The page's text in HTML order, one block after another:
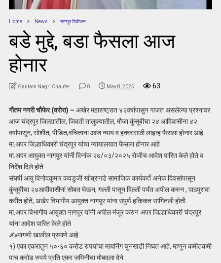
Home News नागपुर डिवीजन
बडे मुद्दे, बडा फैसला आज
होनार
Gautam Nagri Chaufer 0 May 8, 2025 63
गौतम नगरी चौफेर (वरोरा) – अखेर महाराष्ट्रात ४२वर्षापासुन गाजत असलेल्या प्रश्नावर
आज चंद्रपूर जिल्ह्यातील, जिवती तालुक्यातील, मौजा कुंसूबीचा २४ आदिवासीना ४२
वर्षांपासून, सोशीत, पीडित,वंचिताना आज न्याय व हक्कासाठी लाइव्ह फैसला होनार आहे
मा.अपर जिल्हाधिकारी चंद्रपूर यांचा न्यायालयात फैसला होनार आहे
मा.अपर आयुक्त नागपूर यांनी दिनांक २७/०३/२०२५ रोजीच आदेश पारित केले होते व
निर्देश दिले होते
संघर्षी आयु विनोदकुमार कवडुजी खोब्रागडे सामाजिक कार्यकर्ते अनेक दिवसांपासून
कुंसूबीचा २४आदीवासीनां सोबत घेऊन, गल्ली पासून दिल्ली पर्यंत अपील करुन , पाठपुरावा
करीत होते, अखेर विभागीय आयुक्त नागपूर यांना संपुर्ण हकिकत सांगितली होती
मा.अपर विभागीय आयुक्त नागपूर यांनी अपील मंजूर करुन अपर जिल्हाधिकारी चंद्रपूर
यांना आदेश पारित केले होते
✍️मागणी खालील प्रमाणे आहे
१) एका एकरातुन ५०-६० करोड रुपयांचा मायनिंग चुनखडी निघत आहे, म्हणून कमीतकमी
पाच करोड रुपये प्रति एकर जमिनीचा मोबदला देने